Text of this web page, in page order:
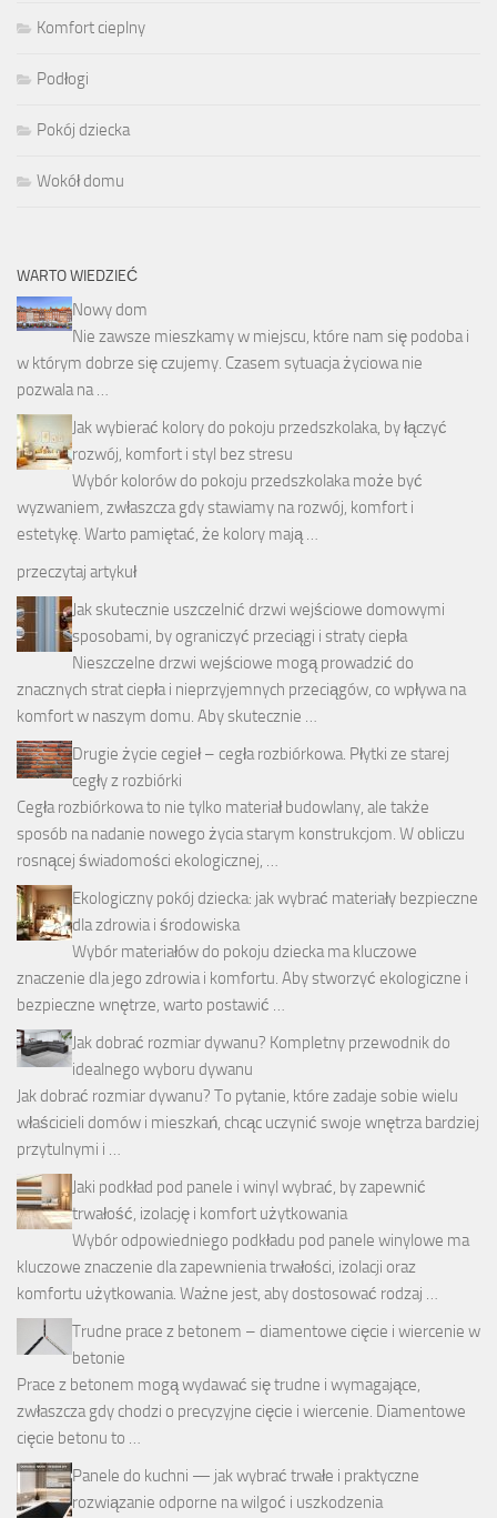
Komfort cieplny
Podłogi
Pokój dziecka
Wokół domu
WARTO WIEDZIEĆ
Nowy dom
Nie zawsze mieszkamy w miejscu, które nam się podoba i
w którym dobrze się czujemy. Czasem sytuacja życiowa nie
pozwala na …
Jak wybierać kolory do pokoju przedszkolaka, by łączyć
rozwój, komfort i styl bez stresu
Wybór kolorów do pokoju przedszkolaka może być
wyzwaniem, zwłaszcza gdy stawiamy na rozwój, komfort i
estetykę. Warto pamiętać, że kolory mają …
przeczytaj artykuł
Jak skutecznie uszczelnić drzwi wejściowe domowymi
sposobami, by ograniczyć przeciągi i straty ciepła
Nieszczelne drzwi wejściowe mogą prowadzić do
znacznych strat ciepła i nieprzyjemnych przeciągów, co wpływa na
komfort w naszym domu. Aby skutecznie …
Drugie życie cegieł – cegła rozbiórkowa. Płytki ze starej
cegły z rozbiórki
Cegła rozbiórkowa to nie tylko materiał budowlany, ale także
sposób na nadanie nowego życia starym konstrukcjom. W obliczu
rosnącej świadomości ekologicznej, …
Ekologiczny pokój dziecka: jak wybrać materiały bezpieczne
dla zdrowia i środowiska
Wybór materiałów do pokoju dziecka ma kluczowe
znaczenie dla jego zdrowia i komfortu. Aby stworzyć ekologiczne i
bezpieczne wnętrze, warto postawić …
Jak dobrać rozmiar dywanu? Kompletny przewodnik do
idealnego wyboru dywanu
Jak dobrać rozmiar dywanu? To pytanie, które zadaje sobie wielu
właścicieli domów i mieszkań, chcąc uczynić swoje wnętrza bardziej
przytulnymi i …
Jaki podkład pod panele i winyl wybrać, by zapewnić
trwałość, izolację i komfort użytkowania
Wybór odpowiedniego podkładu pod panele winylowe ma
kluczowe znaczenie dla zapewnienia trwałości, izolacji oraz
komfortu użytkowania. Ważne jest, aby dostosować rodzaj …
Trudne prace z betonem – diamentowe cięcie i wiercenie w
betonie
Prace z betonem mogą wydawać się trudne i wymagające,
zwłaszcza gdy chodzi o precyzyjne cięcie i wiercenie. Diamentowe
cięcie betonu to …
Panele do kuchni — jak wybrać trwałe i praktyczne
rozwiązanie odporne na wilgoć i uszkodzenia